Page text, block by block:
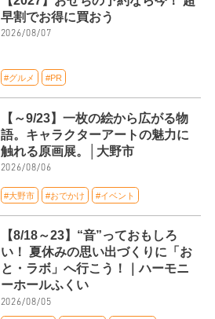
早割でお得に買おう
2026/08/07
#グルメ #PR
【～9/23】一枚の絵から広がる物
語。キャラクターアートの魅力に
触れる原画展。│大野市
2026/08/06
#大野市 #おでかけ #イベント
【8/18～23】“音”っておもしろ
い！ 夏休みの思い出づくりに「お
と・ラボ」へ行こう！｜ハーモニ
ーホールふくい
2026/08/05